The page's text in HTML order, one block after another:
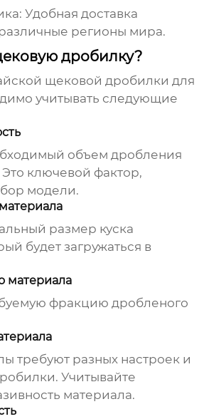
Удобная доставка
регионы мира.
дробилку?
щековой дробилки для
учитывать следующие
объем дробления
ключевой фактор,
модели.
размер куска
будет загружаться в
материала
фракцию дробленого
требуют разных настроек и
Учитывайте
материала.